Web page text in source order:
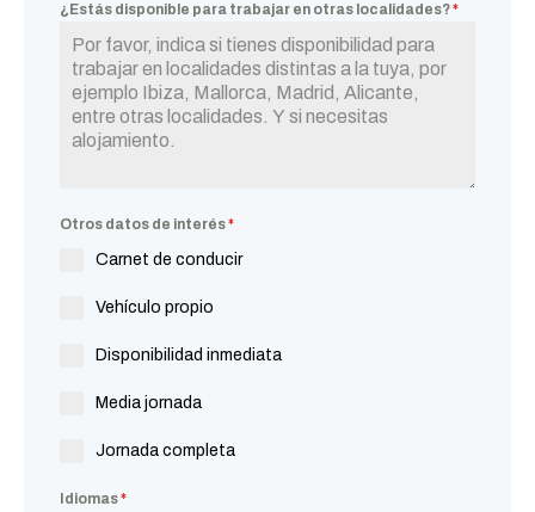
¿Estás disponible para trabajar en otras localidades?*
Otros datos de interés*
Carnet de conducir
Vehículo propio
Disponibilidad inmediata
Media jornada
Jornada completa
Idiomas*